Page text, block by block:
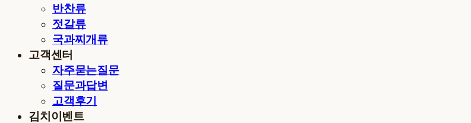
반찬류
젓갈류
국과찌개류
고객센터
자주묻는질문
질문과답변
고객후기
김치이벤트